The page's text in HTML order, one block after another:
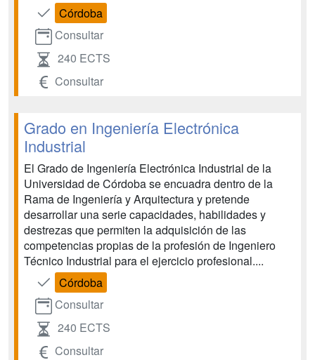
Córdoba
Consultar
240 ECTS
Consultar
Grado en Ingeniería Electrónica
Industrial
El Grado de Ingeniería Electrónica Industrial de la
Universidad de Córdoba se encuadra dentro de la
Rama de Ingeniería y Arquitectura y pretende
desarrollar una serie capacidades, habilidades y
destrezas que permiten la adquisición de las
competencias propias de la profesión de Ingeniero
Técnico Industrial para el ejercicio profesional....
Córdoba
Consultar
240 ECTS
Consultar